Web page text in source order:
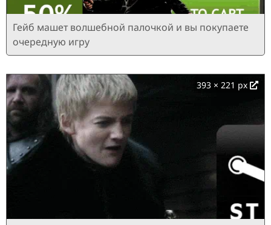
Гейб машет волшебной палочкой и вы покупаете
очередную игру
393 × 221 px